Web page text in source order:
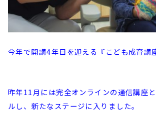
今年で開講4年目を迎える『こども成育講
昨年11月には完全オンラインの通信講座
ルし、新たなステージに入りました。